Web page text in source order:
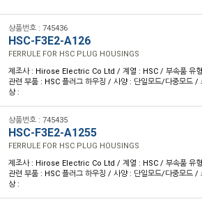
상품번호 : 745436
HSC-F3E2-A126
FERRULE FOR HSC PLUG HOUSINGS
제조사 : Hirose Electric Co Ltd / 계열 : HSC / 부속품 유
관련 부품 : HSC 플러그 하우징 / 사양 : 단일모드/다중모드 /
상 :
상품번호 : 745435
HSC-F3E2-A1255
FERRULE FOR HSC PLUG HOUSINGS
제조사 : Hirose Electric Co Ltd / 계열 : HSC / 부속품 유
관련 부품 : HSC 플러그 하우징 / 사양 : 단일모드/다중모드 /
상 :